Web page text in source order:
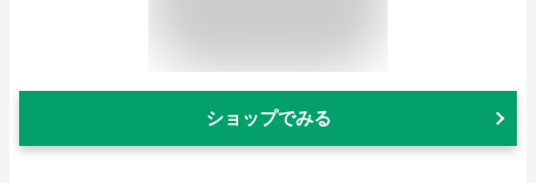
ショップでみる